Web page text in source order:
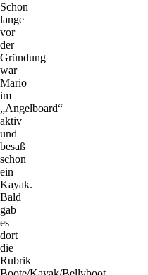
Schon
lange
vor
der
Gründung
war
Mario
im
„Angelboard“
aktiv
und
besaß
schon
ein
Kayak.
Bald
gab
es
dort
die
Rubrik